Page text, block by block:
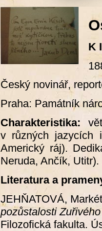
K
Český novinář,
Praha: Památník
Charakteristika:
v různých jazycích
Americký ráj).
Neruda, Ančík, Utitr).
Literatura a
JEHŇATOVÁ,
pozůstalosti
Filozofická fakulta.